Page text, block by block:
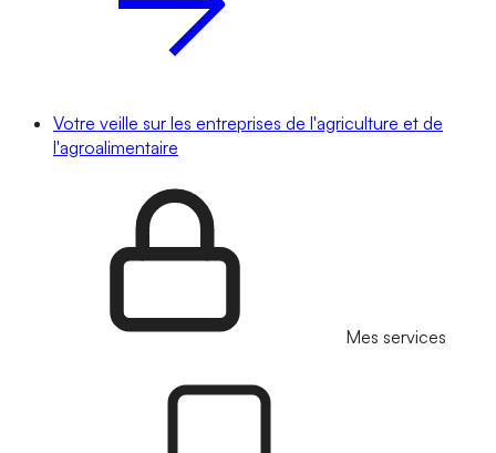
Votre veille sur les entreprises de l'agriculture et de
l'agroalimentaire
Mes services